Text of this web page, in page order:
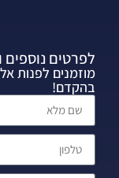
לפרטים נוספים
מוזמנים לפנות
בהקדם!